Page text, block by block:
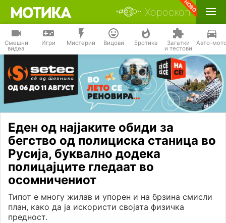
Хороскоп
Смешни
видеа
Игри Мистерии Вицови Еротика Загатки
и тестови
Авто-
Еден од најјаките обиди за
бегство од полициска станица во
Русија, буквално додека
полицајците гледаат во
осомничениот
Типот е многу жилав и упорен и на брзина смисли
план, како да ја искористи својата физичка
предност.